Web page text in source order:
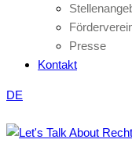
Presse
Kontakt
DE